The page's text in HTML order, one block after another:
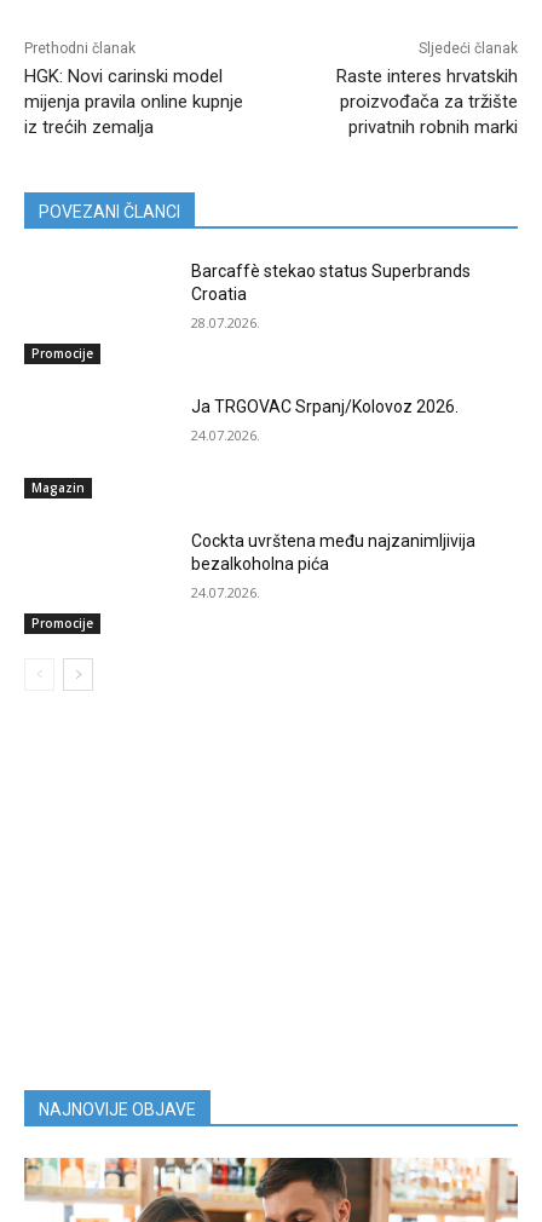
Prethodni članak
HGK: Novi carinski model
mijenja pravila online kupnje
iz trećih zemalja
Sljedeći članak
Raste interes hrvatskih
proizvođača za tržište
privatnih robnih marki
POVEZANI ČLANCI
Promocije
Barcaffè stekao status Superbrands
Croatia
28.07.2026.
Magazin
Ja TRGOVAC Srpanj/Kolovoz 2026.
24.07.2026.
Promocije
Cockta uvrštena među najzanimljivija
bezalkoholna pića
24.07.2026.
NAJNOVIJE OBJAVE